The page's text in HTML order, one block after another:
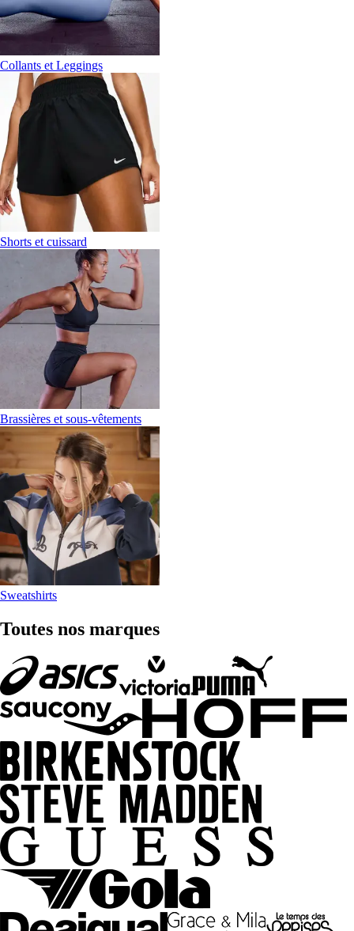
Collants et Leggings
Shorts et cuissard
Brassières et sous-vêtements
Sweatshirts
Toutes nos marques